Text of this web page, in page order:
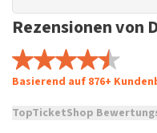
Rezensionen von
Basierend auf 876+
TopTicketShop